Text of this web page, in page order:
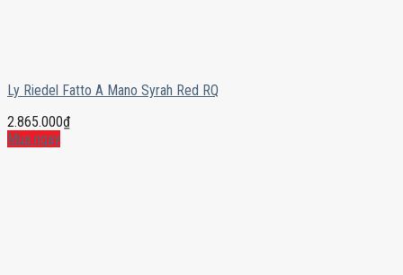
Ly Riedel Fatto A Mano Syrah Red RQ
2.865.000₫
Mua ngay